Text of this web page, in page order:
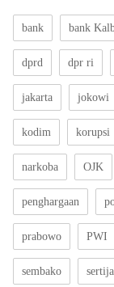
bank bank
dprd dpr ri
jakarta jokowi
kodim korupsi
narkoba OJK
penghargaan
prabowo PWI
sembako